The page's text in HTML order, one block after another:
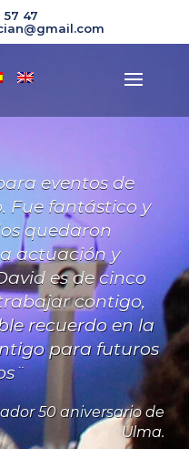
57 47
eventos de
Fue fantástico y
quedaron
actuación y
es de cinco
contigo,
recuerdo en la
para futuros
50 aniversario de
Ulma.